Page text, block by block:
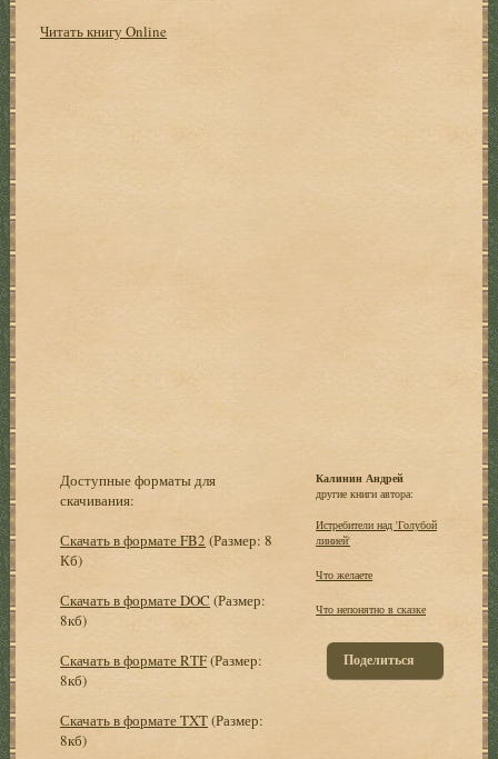
Читать книгу Online
Доступные форматы для
скачивания:
Скачать в формате FB2 (Размер: 8
Кб)
Скачать в формате DOC (Размер:
8кб)
Скачать в формате RTF(Размер:
8кб)
Скачать в формате TXT(Размер:
8кб)
Калинин Андрей
другие книги автора:
Истребители над 'Голубой
линией'
Что желаете
Что непонятно в сказке
Поделиться